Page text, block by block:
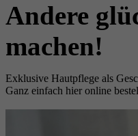
Andere
machen!
Exklusive Hautpflege als
Ganz einfach hier online